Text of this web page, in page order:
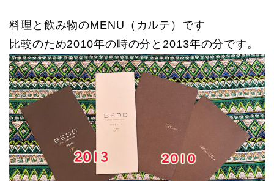
料理と飲み物のMENU（カルテ）です
比較のため2010年の時の分と2013年の分です。